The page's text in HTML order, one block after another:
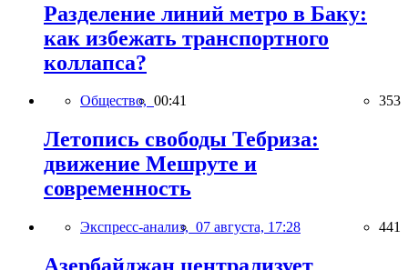
Разделение линий метро в Баку:
как избежать транспортного
коллапса?
Общество, 00:41 353
Летопись свободы Тебриза:
движение Мешруте и
современность
Экспресс-анализ, 07 августа, 17:28 441